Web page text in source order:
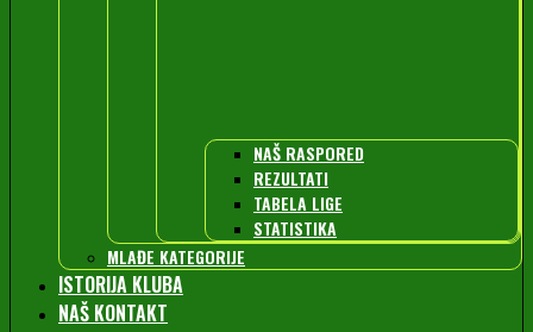
NAŠ RASPORED
REZULTATI
TABELA LIGE
STATISTIKA
MLAĐE KATEGORIJE
ISTORIJA KLUBA
NAŠ KONTAKT